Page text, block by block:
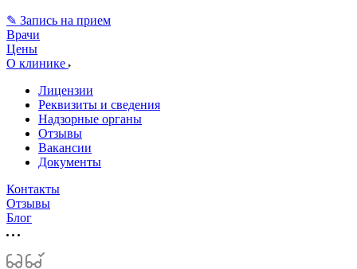
✎ Запись на прием
Врачи
Цены
О клинике
Лицензии
Реквизиты и сведения
Надзорные органы
Отзывы
Вакансии
Документы
Контакты
Отзывы
Блог